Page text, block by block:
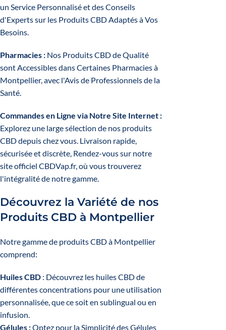
un Service Personnalisé et des Conseils
d'Experts sur les Produits CBD Adaptés à Vos
Besoins.
Pharmacies : Nos Produits CBD de Qualité
sont Accessibles dans Certaines Pharmacies à
Montpellier, avec l'Avis de Professionnels de la
Santé.
Commandes en Ligne via Notre Site Internet :
Explorez une large sélection de nos produits
CBD depuis chez vous. Livraison rapide,
sécurisée et discrète, Rendez-vous sur notre
site officiel CBDVap.fr, où vous trouverez
l'intégralité de notre gamme.
Découvrez la Variété de nos
Produits CBD à Montpellier
Notre gamme de produits CBD à Montpellier
comprend:
Huiles CBD : Découvrez les huiles CBD de
différentes concentrations pour une utilisation
personnalisée, que ce soit en sublingual ou en
infusion.
Gélules :Optez pour la Simplicité des Gélules